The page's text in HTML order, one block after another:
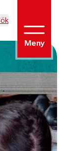
Meny